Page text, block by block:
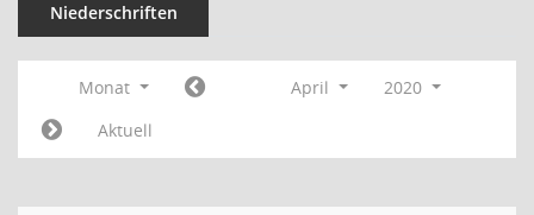
Niederschriften
Monat April
2020
Aktuell